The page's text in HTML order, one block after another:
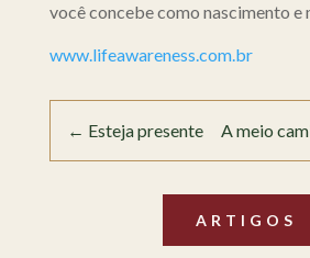
você concebe como nascimento e
www.lifeawareness.com.br
← Esteja presente A meio
ARTIGOS